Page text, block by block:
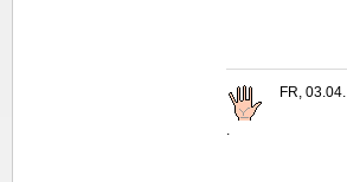
.
FR, 03.04.